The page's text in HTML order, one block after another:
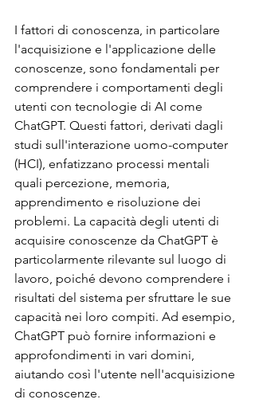
I fattori di conoscenza, in particolare
l'acquisizione e l'applicazione delle
conoscenze, sono fondamentali per
comprendere i comportamenti degli
utenti con tecnologie di AI come
ChatGPT. Questi fattori, derivati dagli
studi sull'interazione uomo-computer
(HCI), enfatizzano processi mentali
quali percezione, memoria,
apprendimento e risoluzione dei
problemi. La capacità degli utenti di
acquisire conoscenze da ChatGPT è
particolarmente rilevante sul luogo di
lavoro, poiché devono comprendere i
risultati del sistema per sfruttare le sue
capacità nei loro compiti. Ad esempio,
ChatGPT può fornire informazioni e
approfondimenti in vari domini,
aiutando così l'utente nell'acquisizione
di conoscenze.